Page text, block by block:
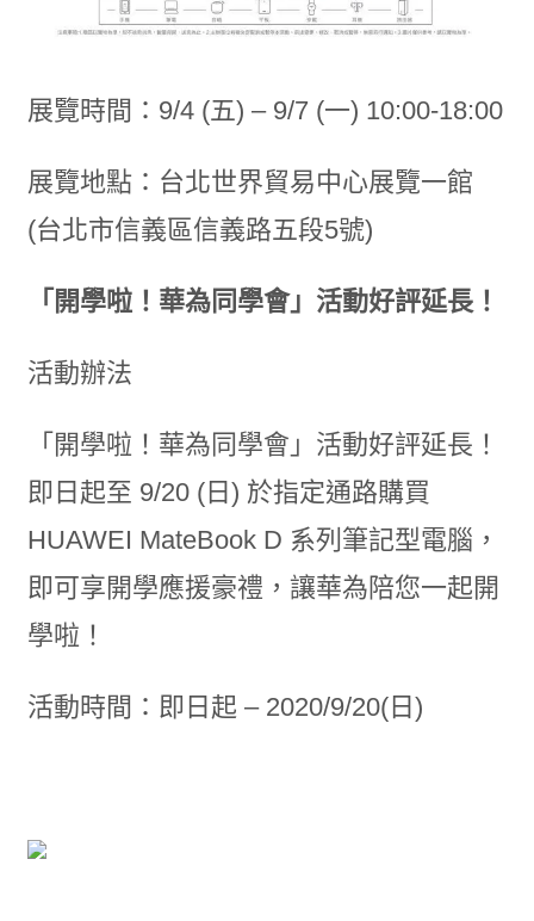
展覽時間：9/4 (五) – 9/7 (一) 10:00-18:00
展覽地點：台北世界貿易中心展覽一館
(台北市信義區信義路五段5號)
「開學啦！華為同學會」活動好評延長！
活動辦法
「開學啦！華為同學會」活動好評延長！
即日起至 9/20 (日) 於指定通路購買
HUAWEI MateBook D 系列筆記型電腦，
即可享開學應援豪禮，讓華為陪您一起開
學啦！
活動時間：即日起 – 2020/9/20(日)